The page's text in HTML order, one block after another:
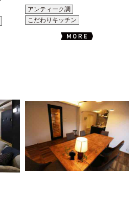
アンティーク調
こだわりキッチン